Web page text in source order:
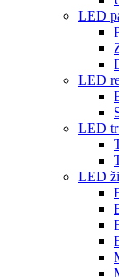
LED
LED
LED
LED